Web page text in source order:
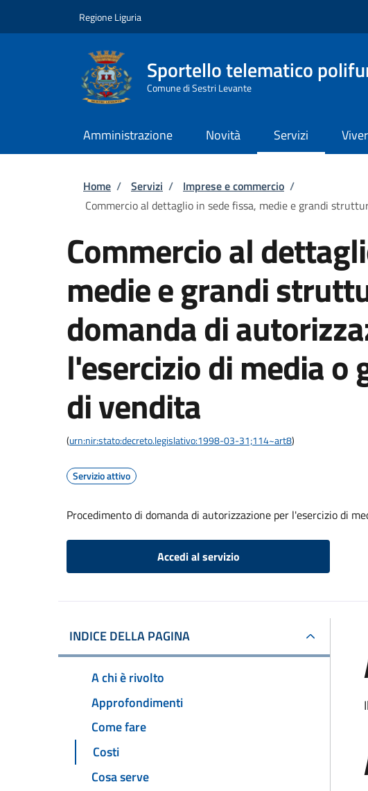
Regione Liguria
Sportello telematico
Comune di Sestri Levante
Amministrazione Novità Servizi
Briciole di pane
Home / Servizi / Imprese e commercio /
Commercio al dettaglio in sede fissa, medie e grandi
Commercio al
medie e grandi
domanda di
l'esercizio di media
di vendita
(urn:nir:stato:decreto.legislativo:1998-03-31;114~art8)
Servizio attivo
Procedimento di domanda di autorizzazione per l'esercizio di
Accedi al servizio
INDICE DELLA PAGINA
A chi è rivolto
Approfondimenti
Come fare
Costi
Cosa serve